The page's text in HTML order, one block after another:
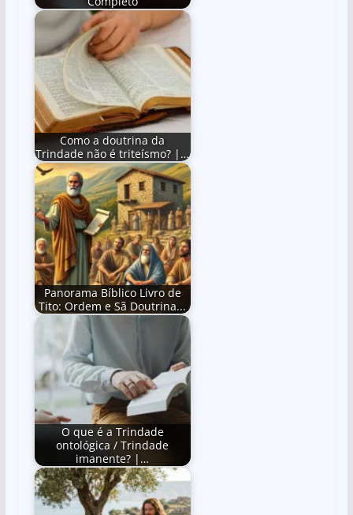
Como a doutrina da
Trindade não é triteísmo? |…
Panorama Bíblico Livro de
Tito: Ordem e Sã Doutrina...
O que é a Trindade
ontológica / Trindade
imanente? |…